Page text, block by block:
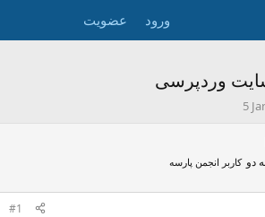
ورود عضویت
وردپرسی
5
دو کاربر انجمن پارسه
#1